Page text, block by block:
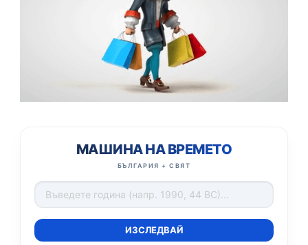
МАШИНА НА ВРЕМЕТО
БЪЛГАРИЯ + СВЯТ
ИЗСЛЕДВАЙ